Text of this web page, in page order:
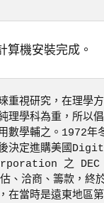
算機安裝完成。
重視研究，在理學
理學科為重，所以
數學輔之。1972年
後決定進購美國
之 DEC
、洽商、籌款，終
在當時是遠東地區